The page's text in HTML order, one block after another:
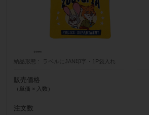
納品形態 ラベルにJAN印字・1P袋入れ
販売価格
（単価 × 入数）
注文数